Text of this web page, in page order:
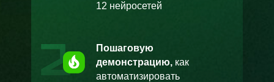
12 нейросетей
Пошаговую
демонстрацию, как
автоматизировать